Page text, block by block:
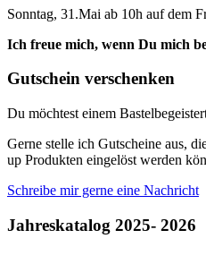
Sonntag, 31.Mai ab 10h auf dem
Ich freue mich, wenn Du mich
Gutschein verschenken
Du möchtest einem
Gerne stelle ich Gutscheine aus,
up Produkten eingelöst werden
Schreibe mir gerne eine Nachricht
Jahreskatalog 2025- 2026